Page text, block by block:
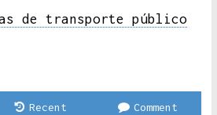
de transporte público
Recent Comment